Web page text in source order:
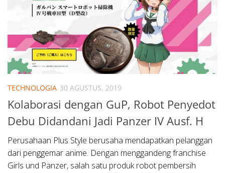
TECHNOLOGIA 30 AGUSTUS, 2019
Kolaborasi dengan GuP, Robot Penyedot
Debu Didandani Jadi Panzer IV Ausf. H
Perusahaan Plus Style berusaha mendapatkan pelanggan
dari penggemar anime. Dengan menggandeng franchise
Girls und Panzer, salah satu produk robot pembersih